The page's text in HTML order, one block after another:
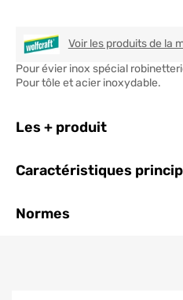
Voir les produits de la
Pour évier inox spécial
Pour tôle et acier inoxydable.
Les + produit
Caractéristiques
Normes